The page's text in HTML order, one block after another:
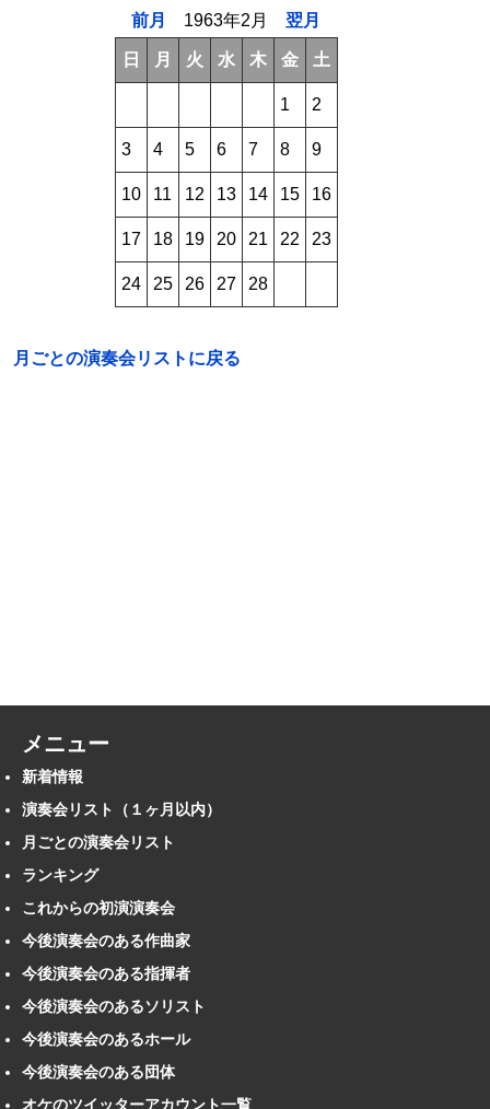
前月
1963年2月翌月
日 月 火 水 木 金 土
1 2
3 4 5 6 7 8 9
10 11 12 13 14 15 16
17 18 19 20 21 22 23
24 25 26 27 28
月ごとの演奏会リストに戻る
メニュー
新着情報
演奏会リスト（１ヶ月以内）
月ごとの演奏会リスト
ランキング
これからの初演演奏会
今後演奏会のある作曲家
今後演奏会のある指揮者
今後演奏会のあるソリスト
今後演奏会のあるホール
今後演奏会のある団体
オケのツイッターアカウント一覧